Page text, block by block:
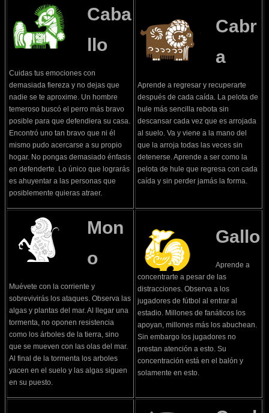
Caba
llo
Cuidas tus emociones con
demasiada fiereza y no dejas que
nadie se te aproxime. Un hombre
temeroso buscó el perro más bravo
posible para que defendiera su casa.
Encontró uno tan bravo que ni él
mismo pudo acercarse a su propio
hogar. No pongas demasiado énfasis
en defenderte. Lo único que lograrás
es ahuyentar a las personas que
posiblemente quieras atraer.
Cabr
a
Aprende a regresar y recuperarte
después de cada caída. La pelota de
hule más sencilla rebota sin
descansar cada vez que es arrojada
al suelo. Va y viene a la mano del
que la arroja todas las veces sin
detenerse. Aprende a ser como la
pelota de hule que regresa con cada
caída y sin perder jamás la forma.
Mon
o
Muévete con la corriente y
sobrevivirás los ataques. Observa las
algas y plantas del mar. Al llegar una
tormenta, no oponen resistencia
como los árboles de la tierra, sino
que se mueven con las olas del mar.
Al final de la tormenta los arboles
yacen en el suelo y las algas siguen
en su puesto.
Gallo
Aprende a
concentrarte a pesar de las
distracciones. Observa a los
jugadores de fútbol al entrar al
estadio. Millones de fanáticos los
apoyan, millones más los abuchean.
Sin embargo los jugadores no
prestan atención a esto. Su
concentración está en el balón y
solamente en esto.